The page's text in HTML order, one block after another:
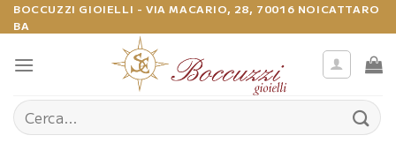
Salta
ai
contenuti
BOCCUZZI GIOIELLI - VIA MACARIO, 28, 70016 NOICATTARO
BA
Cerca: